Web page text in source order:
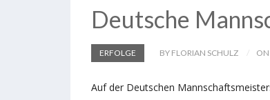
Deutsche
ERFOLGE BY FLORIAN SCHULZ
Auf der Deutschen